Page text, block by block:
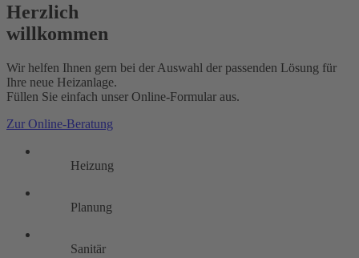
Herzlich
willkommen
Wir helfen Ihnen gern bei der Auswahl der passenden Lösung für
Ihre neue Heizanlage.
Füllen Sie einfach unser Online-Formular aus.
Zur Online-Beratung
Heizung
Planung
Sanitär